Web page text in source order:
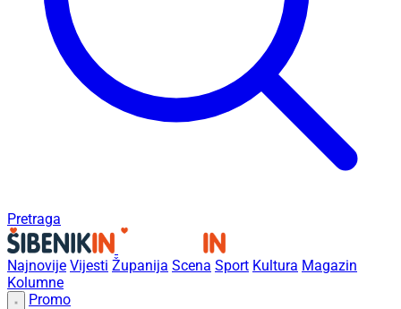
Pretraga
Najnovije Vijesti Županija Scena Sport Kultura Magazin
Kolumne
Promo